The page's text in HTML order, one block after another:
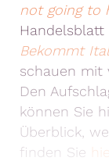
not going to
Handelsblatt
Bekommt
schauen mit
Den
können Sie
Überblick,
finden Sie
hier